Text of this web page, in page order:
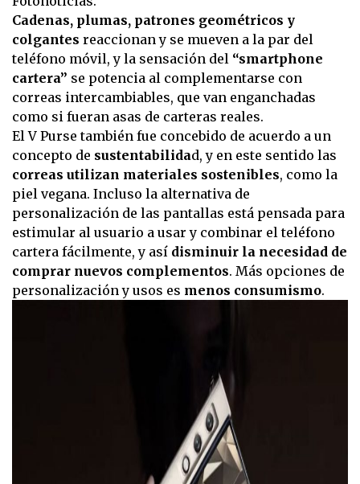
Cadenas, plumas, patrones geométricos y
colgantes reaccionan y se mueven a la par del
teléfono móvil, y la sensación del “smartphone
cartera” se potencia al complementarse con
correas intercambiables, que van enganchadas
como si fueran asas de carteras reales.
El V Purse también fue concebido de acuerdo a un
concepto de sustentabilidad, y en este sentido las
correas utilizan materiales sostenibles, como la
piel vegana. Incluso la alternativa de
personalización de las pantallas está pensada para
estimular al usuario a usar y combinar el teléfono
cartera fácilmente, y así disminuir la necesidad de
comprar nuevos complementos. Más opciones de
personalización y usos es menos consumismo.